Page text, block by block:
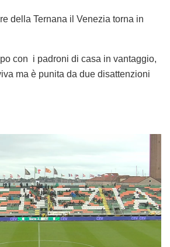
della Ternana il Venezia torna in
con i padroni di casa in vantaggio,
ma è punita da due disattenzioni